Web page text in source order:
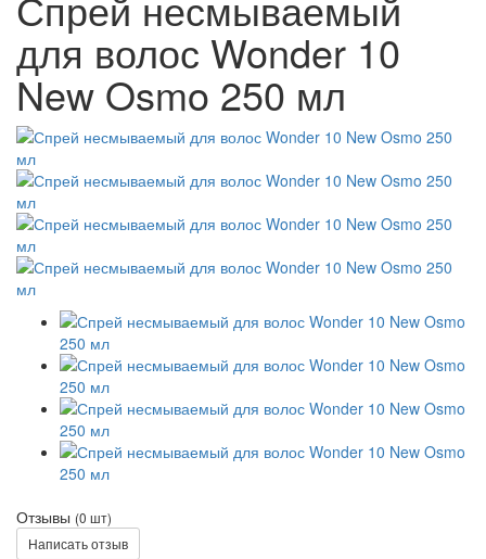
для волос Wonder 10
New Osmo 250 мл
Отзывы (0 шт)
Написать отзыв